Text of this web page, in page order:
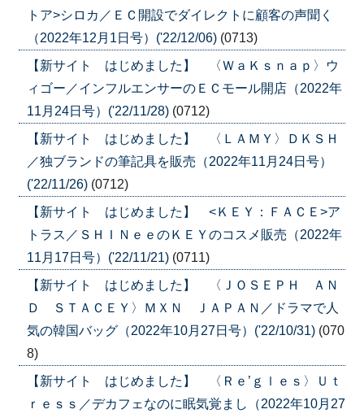
トア>シロカ／ＥＣ開設でダイレクトに顧客の声聞く
（2022年12月1日号）('22/12/06) (0713)
【新サイト はじめました】 〈ＷａＫｓｎａｐ〉ウ
ィゴー／インフルエンサーのＥＣモール開店（2022年
11月24日号）('22/11/28) (0712)
【新サイト はじめました】 〈ＬＡＭＹ〉ＤＫＳＨ
／独ブランドの筆記具を販売（2022年11月24日号）
('22/11/26) (0712)
【新サイト はじめました】 <ＫＥＹ：ＦＡＣＥ>ア
トラス／ＳＨＩＮｅｅのＫＥＹのコスメ販売（2022年
11月17日号）('22/11/21) (0711)
【新サイト はじめました】 〈ＪＯＳＥＰＨ ＡＮ
Ｄ ＳＴＡＣＥＹ〉ＭＸＮ ＪＡＰＡＮ／ドラマで人
気の韓国バッグ（2022年10月27日号）('22/10/31) (070
8)
【新サイト はじめました】 〈Ｒｅ’ｇｌｅｓ〉Ｕｔ
ｒｅｓｓ／デカフェなのに眠気覚まし（2022年10月27